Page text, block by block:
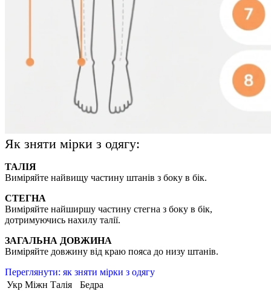
Як зняти мірки з одягу:
ТАЛІЯ
Виміряйте найвищу частину штанів з боку в бік.
СТЕГНА
Виміряйте найширшу частину стегна з боку в бік,
дотримуючись нахилу талії.
ЗАГАЛЬНА ДОВЖИНА
Виміряйте довжину від краю пояса до низу штанів.
Переглянути: як зняти мірки з одягу
Укр Міжн Талія
Бедра